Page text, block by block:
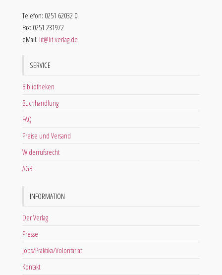
Telefon: 0251 62032 0
Fax: 0251 231972
eMail: lit@lit-verlag.de
SERVICE
Bibliotheken
Buchhandlung
FAQ
Preise und Versand
Widerrufsrecht
AGB
INFORMATION
Der Verlag
Presse
Jobs/Praktika/Volontariat
Kontakt